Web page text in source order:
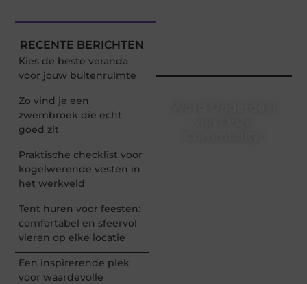
RECENTE BERICHTEN
Kies de beste veranda
voor jouw buitenruimte
Zo vind je een
zwembroek die echt
goed zit
Praktische checklist voor
kogelwerende vesten in
het werkveld
Tent huren voor feesten:
comfortabel en sfeervol
vieren op elke locatie
Een inspirerende plek
voor waardevolle